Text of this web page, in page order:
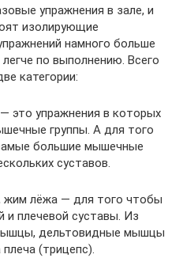
упражнения в зале, и
изолирующие
намного больше
по выполнению. Всего
категории:
это упражнения в которых
группы. А для того
большие мышечные
суставов.
жим лёжа — для того чтобы
плечевой суставы. Из
дельтовидные мышцы
(трицепс).